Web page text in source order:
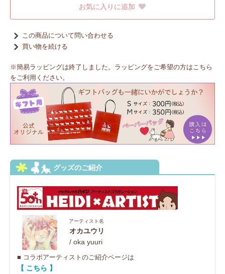
お気に入りに追加
この商品について問い合わせる
買い物を続ける
※簡易ラッピングは終了しました。ラッピングをご希望の方はこちら
をご利用ください。
アーティスト名
オカユウリ
/ oka yuuri
■ コラボアーティストのご紹介ページは
【 こちら 】